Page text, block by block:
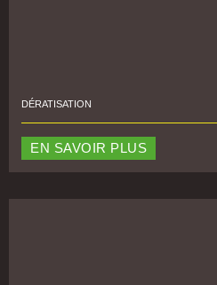
DÉRATISATION
EN SAVOIR PLUS